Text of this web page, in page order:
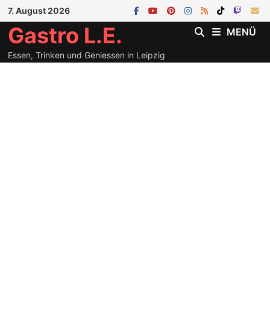
Zum
Inhalt
springen
7. August 2026
Gastro L.E.
Essen, Trinken und Geniessen in Leipzig
MENÜ